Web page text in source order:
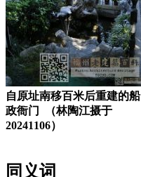
自原址南移百米后重建的船
政衙门 （林陶江摄于
20241106）
同义词